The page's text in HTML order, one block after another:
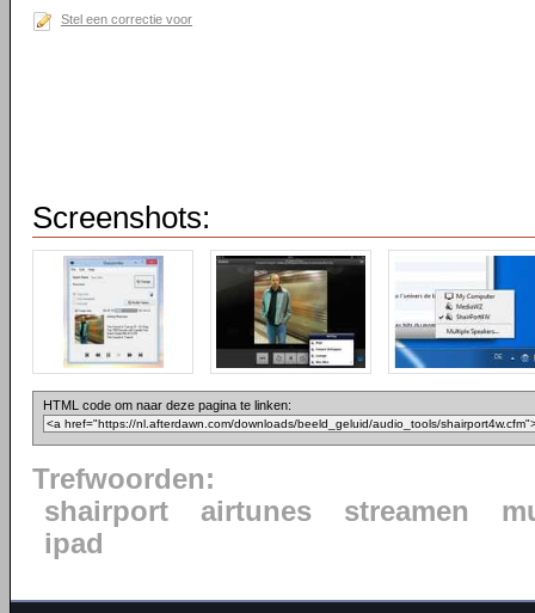
Stel een correctie voor
Screenshots:
HTML code om naar deze pagina te linken:
Trefwoorden:
shairport
airtunes streamen
ipad